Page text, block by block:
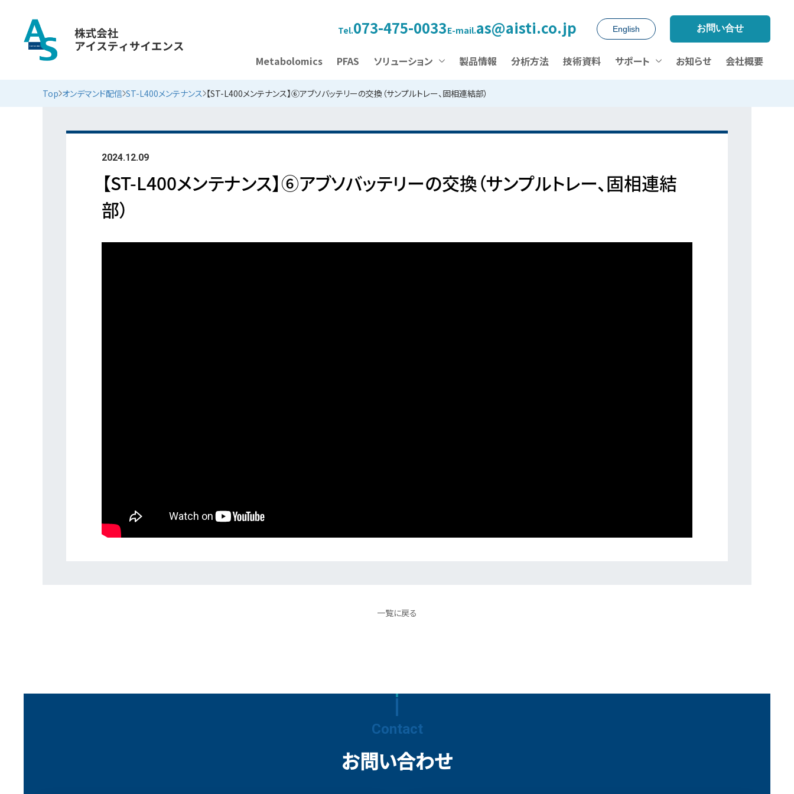
Tel.073-475-0033E-mail.as@aisti.co.jp English お問い合せ
Metabolomics PFAS ソリューション 製品情報 分析方法 技術資料 サポート お知らせ 会社概要
Top オンデマンド配信 ST-L400メンテナンス 【ST-L400メンテナンス】⑥アブソバッテリーの交換（サンプルトレー、固相連結部）
オンデマンド配信
2024.12.09
【ST-L400メンテナンス】⑥アブソバッテリーの交換（サンプルトレー、固相連結
部）
一覧に戻る
Contact
お問い合わせ